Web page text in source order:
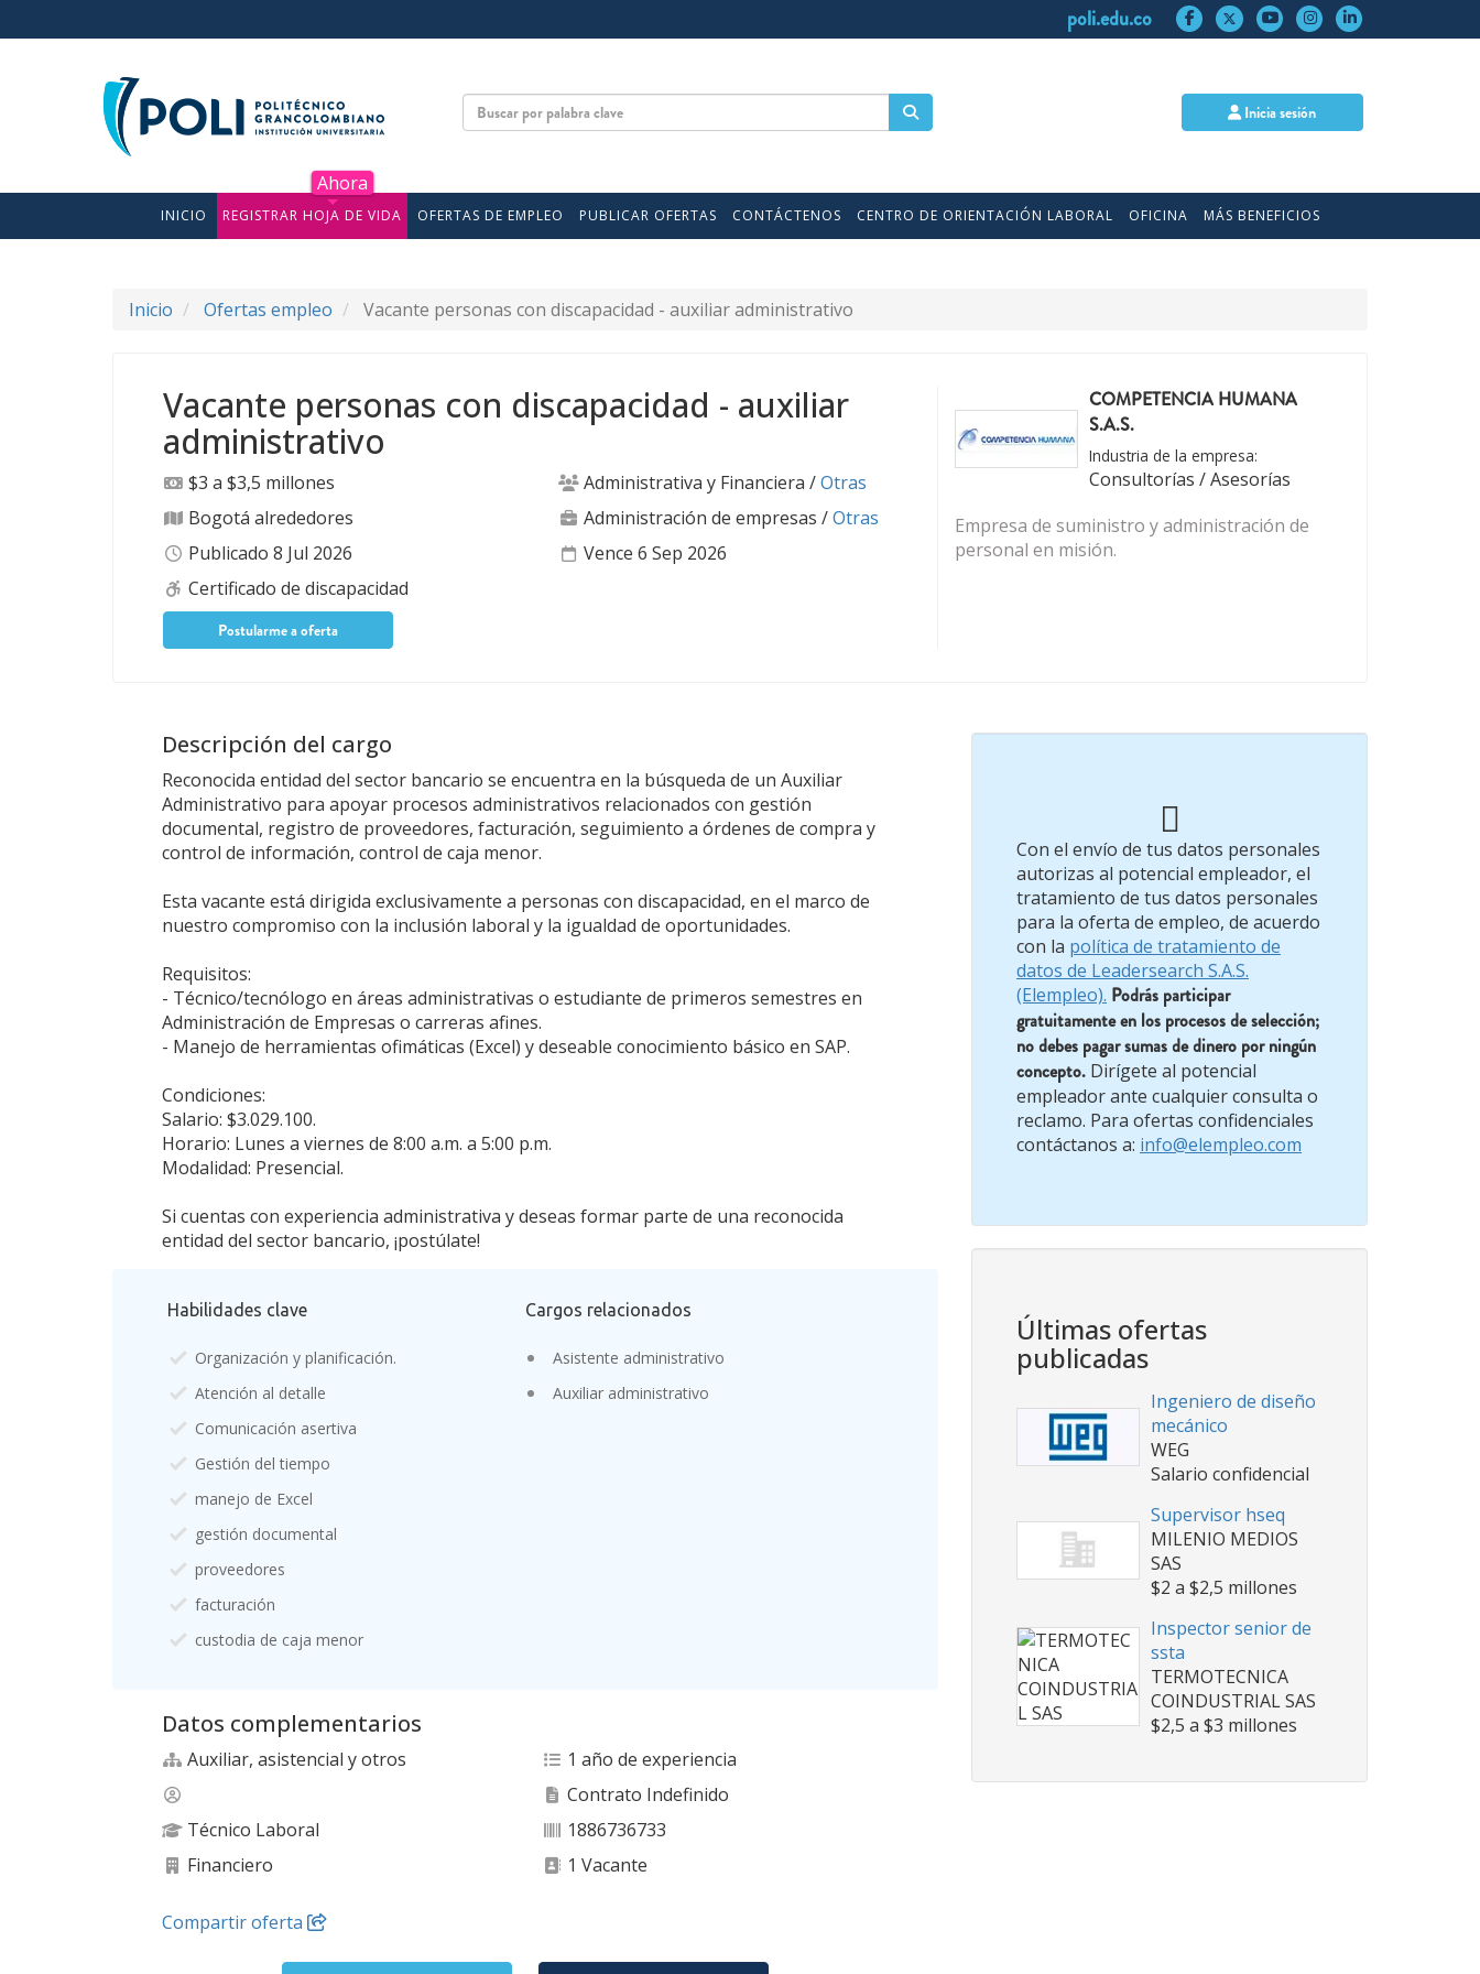
poli.edu.co
Inicia sesión
INICIO REGISTRAR HOJA DE VIDA OFERTAS DE EMPLEO PUBLICAR OFERTAS CONTÁCTENOS CENTRO DE ORIENTACIÓN LABORAL OFICINA MÁS BENEFICIOS
Inicio Ofertas empleo Vacante personas con discapacidad - auxiliar administrativo
Vacante personas con discapacidad - auxiliar
administrativo
$3 a $3,5 millones
Bogotá alrededores
Publicado 8 Jul 2026
Certificado de discapacidad
Administrativa y Financiera /Otras
Administración de empresas /Otras
Vence 6 Sep 2026
Postularme a oferta
COMPETENCIA HUMANA
S.A.S.
Industria de la empresa:
Consultorías / Asesorías
Empresa de suministro y administración de
personal en misión.
Descripción del cargo
Reconocida entidad del sector bancario se encuentra en la búsqueda de un Auxiliar
Administrativo para apoyar procesos administrativos relacionados con gestión
documental, registro de proveedores, facturación, seguimiento a órdenes de compra y
control de información, control de caja menor.
Esta vacante está dirigida exclusivamente a personas con discapacidad, en el marco de
nuestro compromiso con la inclusión laboral y la igualdad de oportunidades.
Requisitos:
- Técnico/tecnólogo en áreas administrativas o estudiante de primeros semestres en
Administración de Empresas o carreras afines.
- Manejo de herramientas ofimáticas (Excel) y deseable conocimiento básico en SAP.
Condiciones:
Salario: $3.029.100.
Horario: Lunes a viernes de 8:00 a.m. a 5:00 p.m.
Modalidad: Presencial.
Si cuentas con experiencia administrativa y deseas formar parte de una reconocida
entidad del sector bancario, ¡postúlate!
Habilidades clave
Organización y planificación.
Atención al detalle
Comunicación asertiva
Gestión del tiempo
manejo de Excel
gestión documental
proveedores
facturación
custodia de caja menor
Cargos relacionados
Asistente administrativo
Auxiliar administrativo
Datos complementarios
Auxiliar, asistencial y otros
Técnico Laboral
Financiero
1 año de experiencia
Contrato Indefinido
1886736733
1 Vacante
Compartir oferta
Con el envío de tus datos personales
autorizas al potencial empleador, el
tratamiento de tus datos personales
para la oferta de empleo, de acuerdo
con la política de tratamiento de
datos de Leadersearch S.A.S.
(Elempleo). Podrás participar
gratuitamente en los procesos de selección;
no debes pagar sumas de dinero por ningún
concepto. Dirígete al potencial
empleador ante cualquier consulta o
reclamo. Para ofertas confidenciales
contáctanos a: info@elempleo.com
Últimas ofertas
publicadas
Ingeniero de diseño
mecánico
WEG
Salario confidencial
Supervisor hseq
MILENIO MEDIOS
SAS
$2 a $2,5 millones
Inspector senior de
ssta
TERMOTECNICA
COINDUSTRIAL SAS
$2,5 a $3 millones